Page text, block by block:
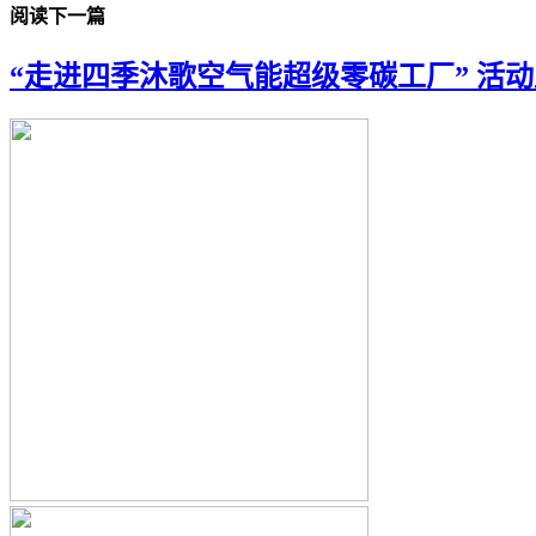
阅读下一篇
“走进四季沐歌空气能超级零碳工厂” 活